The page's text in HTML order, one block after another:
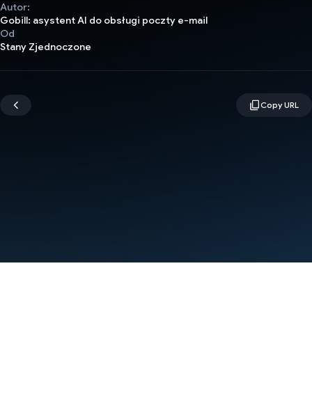
Autor:
Gobill: asystent AI do obsługi poczty e-mail
Od
Stany Zjednoczone